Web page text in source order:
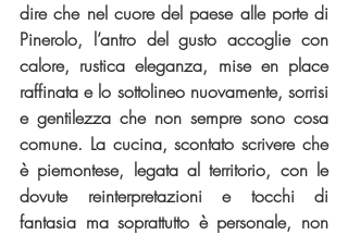
dire che nel cuore del paese alle porte di
Pinerolo, l’antro del gusto accoglie con
calore, rustica eleganza, mise en place
raffinata e lo sottolineo nuovamente, sorrisi
e gentilezza che non sempre sono cosa
comune. La cucina, scontato scrivere che
è piemontese, legata al territorio, con le
dovute reinterpretazioni e tocchi di
fantasia ma soprattutto è personale, non